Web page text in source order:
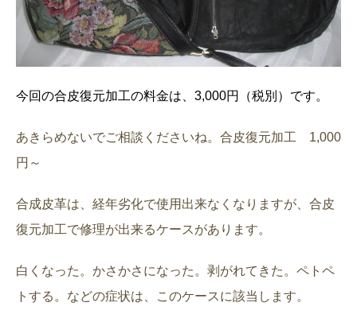
今回の合皮復元加工の料金は、3,000円（税別）です。
あきらめないでご相談くださいね。合皮復元加工 1,000
円～
合成皮革は、経年劣化で使用出来なくなりますが、合皮
復元加工で修理が出来るケースがあります。
白くなった。かさかさになった。剥がれてきた。ペトペ
トする。などの症状は、このケースに該当します。